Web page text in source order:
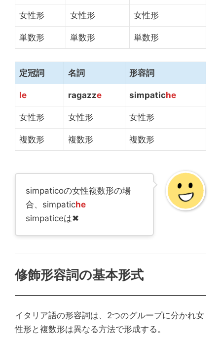
女性形 女性形 女性形
単数形 単数形 単数形
定冠詞 名詞 形容詞
le ragazze simpatiche
女性形 女性形 女性形
複数形 複数形 複数形
simpaticoの女性複数形の場
合、simpatiche
simpaticeは✖
修飾形容詞の基本形式
イタリア語の形容詞は、2つのグループに分かれ女
性形と複数形は異なる方法で形成する。